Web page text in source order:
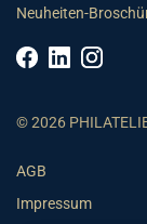
Neuheiten-
© 2026
AGB
Impressum